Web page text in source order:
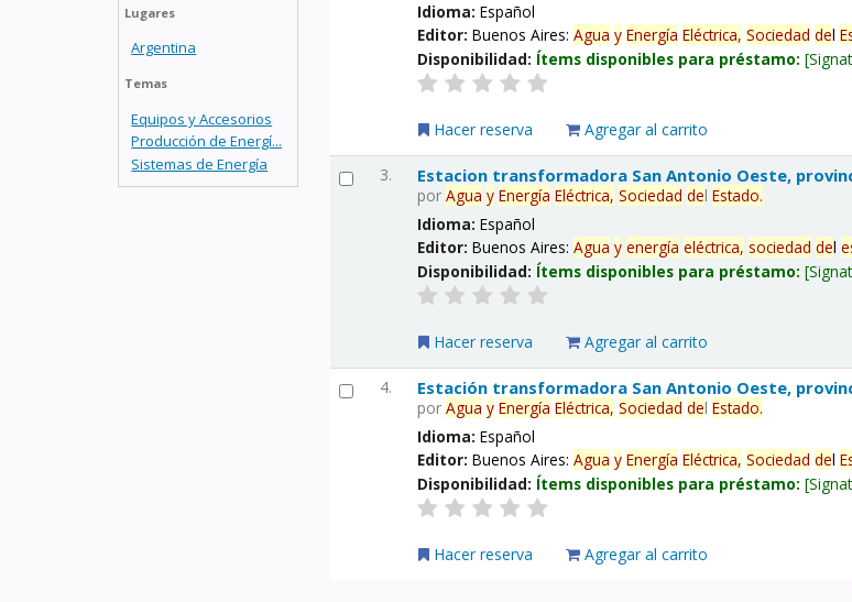
Lugares
Argentina
Temas
Equipos y Accesorios
Producción de Energí...
Sistemas de Energía
Idioma:Español
Editor:Buenos Aires:Agua y Energía Eléctrica, Sociedad del
Disponibilidad: Ítems disponibles para préstamo:
Hacer reserva Agregar al carrito
3. Estacion transformadora San Antonio Oeste,
porAgua y Energía Eléctrica, Sociedad delEstado.
Idioma:Español
Editor:Buenos Aires:Agua y energía eléctrica, sociedad del
Disponibilidad: Ítems disponibles para préstamo:
Hacer reserva Agregar al carrito
4. Estación transformadora San Antonio Oeste,
porAgua y Energía Eléctrica, Sociedad delEstado.
Idioma:Español
Editor:Buenos Aires:Agua y Energía Eléctrica, Sociedad del
Disponibilidad: Ítems disponibles para préstamo:
Hacer reserva Agregar al carrito